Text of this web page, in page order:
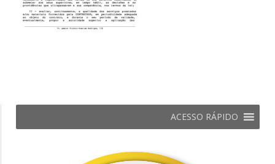
ACESSO RÁPIDO